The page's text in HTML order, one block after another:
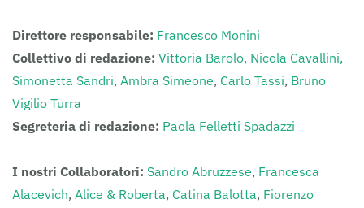
Direttore responsabile: Francesco Monini
Collettivo di redazione: Vittoria Barolo, Nicola Cavallini,
Simonetta Sandri, Ambra Simeone, Carlo Tassi, Bruno
Vigilio Turra
Segreteria di redazione: Paola Felletti Spadazzi
I nostri Collaboratori: Sandro Abruzzese, Francesca
Alacevich, Alice & Roberta, Catina Balotta, Fiorenzo